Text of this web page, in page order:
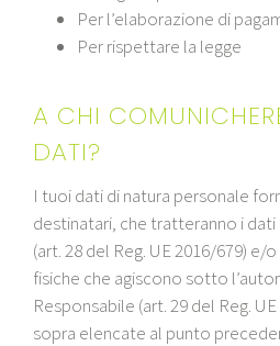
Per l’elaborazione di
Per rispettare la legge
A CHI
DATI?
I tuoi dati di natura personale
destinatari, che tratteranno i
(art. 28 del Reg. UE 2016/679) e/
fisiche che agiscono sotto
Responsabile (art. 29 del Reg.
sopra elencate al punto